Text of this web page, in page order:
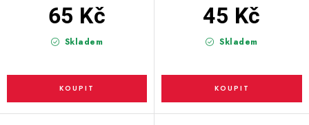
HELIUM NA BALÓNKY
OSLAVA PODLE BAREV
Skladem
65 Kč
Skladem
45 Kč